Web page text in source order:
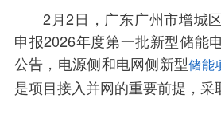
2月2日，广东广州市增城
申报2026年度第一批新型储能
公告，电源侧和电网侧新型储能
是项目接入并网的重要前提，采